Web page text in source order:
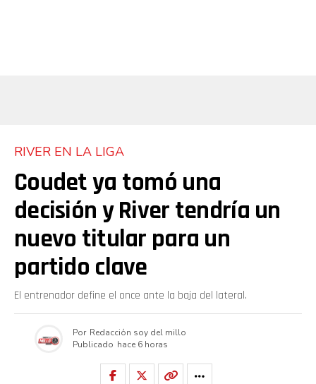
RIVER EN LA LIGA
Coudet ya tomó una
decisión y River tendría un
nuevo titular para un
partido clave
El entrenador define el once ante la baja del lateral.
Por Redacción soy del millo
Publicado hace 6 horas